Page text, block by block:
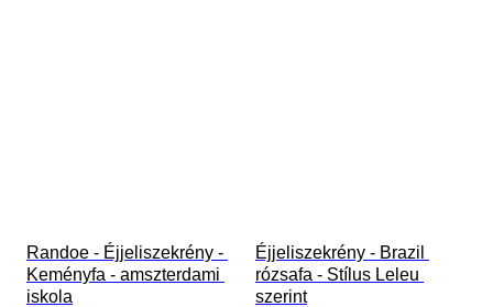
Randoe - Éjjeliszekrény -
Keményfa - amszterdami
iskola
Éjjeliszekrény - Brazil
rózsafa - Stílus Leleu
szerint